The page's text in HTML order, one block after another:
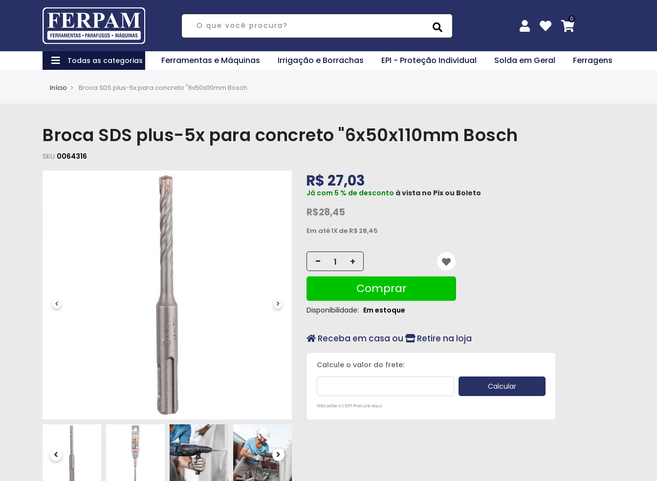
Todas as categorias Ferramentas e Máquinas Irrigação e Borrachas EPI - Proteção Individual Solda em Geral Ferragens
Início Broca SDS plus-5x para concreto "6x50x110mm Bosch
Broca SDS plus-5x para concreto "6x50x110mm Bosch
SKU 0064316
R$ 27,03
Já com 5 % de desconto à vista no Pix ou Boleto
R$28,45
Em até1X de R$ 28,45
- +
Comprar
Disponibilidade: Em estoque
Receba em casa ou Retire na loja
Não sabe o CEP? Procure aqui